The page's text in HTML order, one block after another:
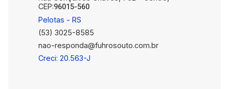
CEP:96015-560
Pelotas - RS
(53) 3025-8585
nao-responda@fuhrosouto.com.br
Creci: 20.563-J